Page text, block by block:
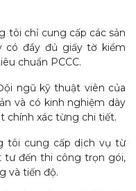
tôi chỉ cung cấp các sản
có đầy đủ giấy tờ kiểm
chuẩn PCCC.
ngũ kỹ thuật viên của
và có kinh nghiệm dày
chính xác từng chi tiết.
tôi cung cấp dịch vụ từ
tư đến thi công trọn gói,
và tiến độ.